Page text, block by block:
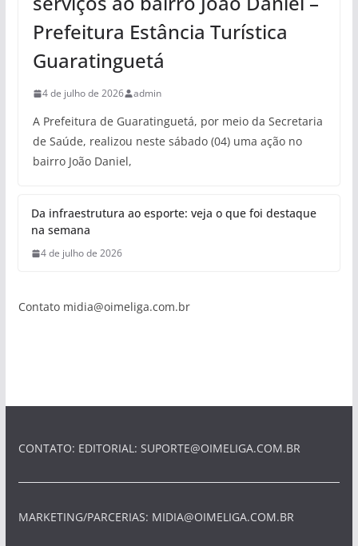
Prefeitura Estância Turística
Guaratinguetá
4 de julho de 2026 admin
A Prefeitura de Guaratinguetá, por meio da Secretaria
de Saúde, realizou neste sábado (04) uma ação no
bairro João Daniel,
Da infraestrutura ao esporte: veja o que foi destaque
na semana
4 de julho de 2026
Contato midia@oimeliga.com.br
CONTATO: EDITORIAL: SUPORTE@OIMELIGA.COM.BR
MARKETING/PARCERIAS: MIDIA@OIMELIGA.COM.BR